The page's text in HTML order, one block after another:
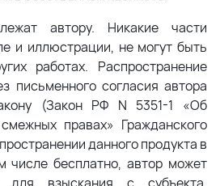
автору. Никакие части
и иллюстрации, не могут быть
работах. Распространение
письменного согласия автора
(Закон РФ N 5351-1 «Об
правах» Гражданского
данного продукта в
числе бесплатно, автор может